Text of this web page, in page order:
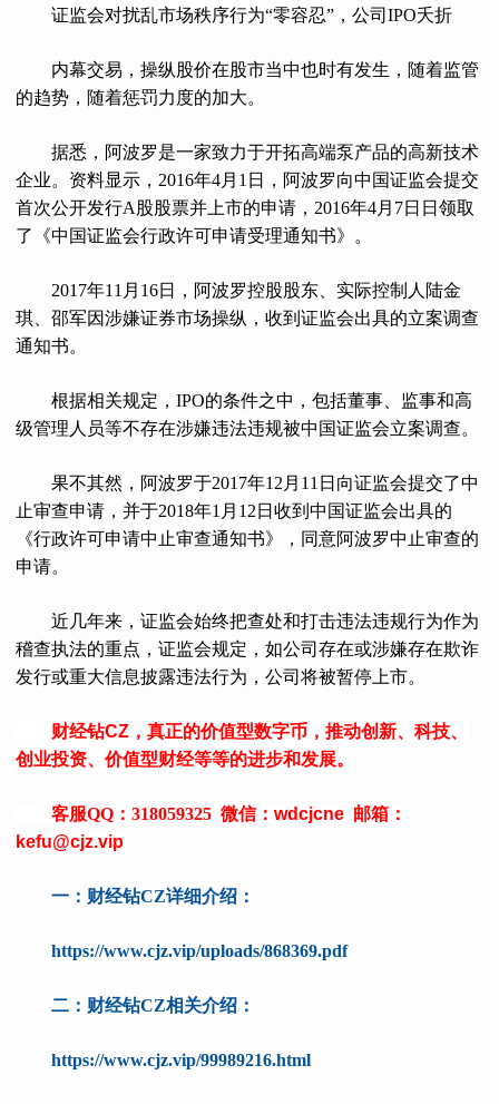
证监会对扰乱市场秩序行为“零容忍”，公司IPO夭折
内幕交易，操纵股价在股市当中也时有发生，随着监管
的趋势，随着惩罚力度的加大。
据悉，阿波罗是一家致力于开拓高端泵产品的高新技术
企业。资料显示，2016年4月1日，阿波罗向中国证监会提交
首次公开发行A股股票并上市的申请，2016年4月7日日领取
了《中国证监会行政许可申请受理通知书》。
2017年11月16日，阿波罗控股股东、实际控制人陆金
琪、邵军因涉嫌证券市场操纵，收到证监会出具的立案调查
通知书。
根据相关规定，IPO的条件之中，包括董事、监事和高
级管理人员等不存在涉嫌违法违规被中国证监会立案调查。
果不其然，阿波罗于2017年12月11日向证监会提交了中
止审查申请，并于2018年1月12日收到中国证监会出具的
《行政许可申请中止审查通知书》，同意阿波罗中止审查的
申请。
近几年来，证监会始终把查处和打击违法违规行为作为
稽查执法的重点，证监会规定，如公司存在或涉嫌存在欺诈
发行或重大信息披露违法行为，公司将被暂停上市。
财经钻CZ ，真正的价值型数字币，推动创新、科技、
创业投资、价值型财经等等的进步和发展。
客服QQ：318059325 微信： wdcjcne 邮箱：
kefu@cjz.vip
一： 财经钻CZ详细介绍：
https://www.cjz.vip/uploads/868369.pdf
二：财经钻CZ相关介绍：
https://www.cjz.vip/99989216.html